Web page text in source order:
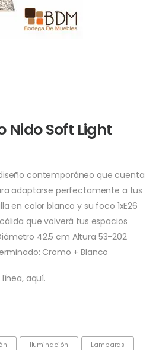
Nido Soft Light
contemporáneo que cuenta
adaptarse perfectamente a tus
en color blanco y su foco 1xE26
que volverá tus espacios
42.5 cm Altura 53-202
Cromo + Blanco
aquí.
Iluminación Lamparas